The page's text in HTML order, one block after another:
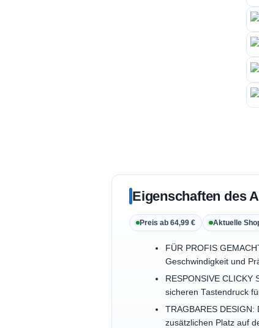
Eigenschaften des
Preis ab 64,99 € Aktuelle
FÜR PROFIS
Geschwindigkeit und
RESPONSIVE
sicheren Tastendruck
TRAGBARES
zusätzlichen Platz auf